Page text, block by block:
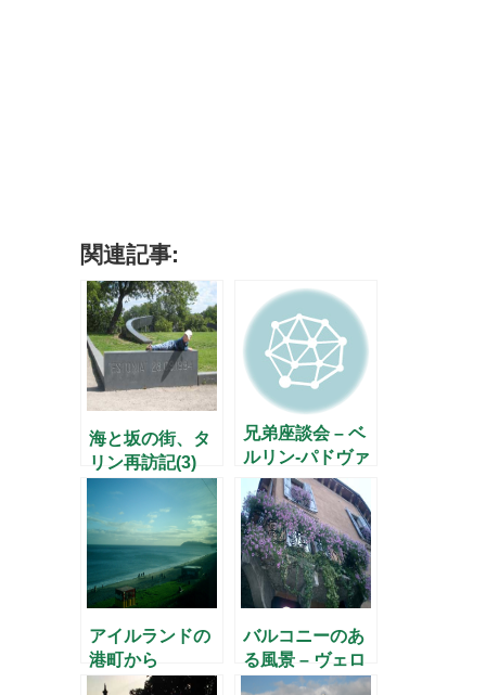
関連記事:
海と坂の街、タ
リン再訪記(3)
兄弟座談会 – ベ
ルリン-パドヴァ
をつないで –
アイルランドの
港町から
バルコニーのあ
る風景 – ヴェロ
ーナ編 –